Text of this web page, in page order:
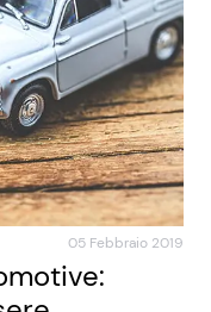
05 Febbraio 2019